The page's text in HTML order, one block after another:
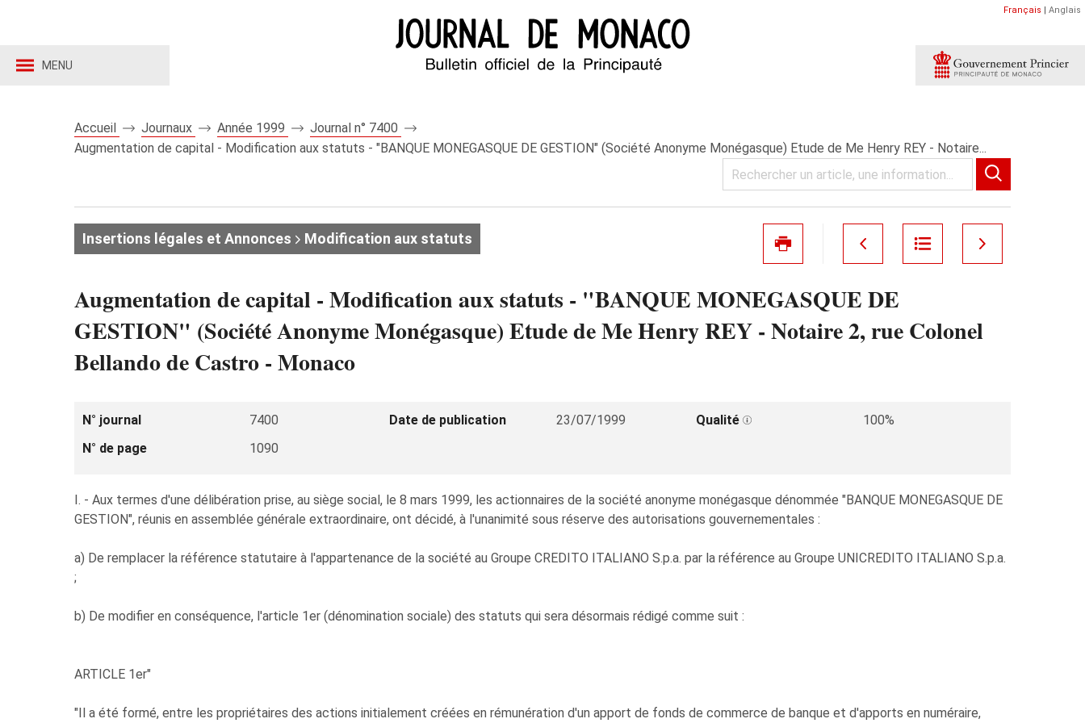
MENU
Français | Anglais
Accueil Journaux Année 1999
Journal n° 7400
Augmentation de capital - Modification aux statuts - "BANQUE MONEGASQUE DE GESTION" (Société Anonyme Monégasque) Etude de Me Henry REY - Notaire...
Insertions légales et Annonces Modification aux statuts
Augmentation de capital - Modification aux statuts - "BANQUE MONEGASQUE DE
GESTION" (Société Anonyme Monégasque) Etude de Me Henry REY - Notaire 2, rue Colonel
Bellando de Castro - Monaco
N° journal 7400 Date de publication 23/07/1999 Qualité
100%
N° de page
1090
I. - Aux termes d'une délibération prise, au siège social, le 8 mars 1999, les actionnaires de la société anonyme monégasque dénommée "BANQUE MONEGASQUE DE
GESTION", réunis en assemblée générale extraordinaire, ont décidé, à l'unanimité sous réserve des autorisations gouvernementales :
a) De remplacer la référence statutaire à l'appartenance de la société au Groupe CREDITO ITALIANO S.p.a. par la référence au Groupe UNICREDITO ITALIANO S.p.a.
;
b) De modifier en conséquence, l'article 1er (dénomination sociale) des statuts qui sera désormais rédigé comme suit :
ARTICLE 1er"
"Il a été formé, entre les propriétaires des actions initialement créées en rémunération d'un apport de fonds de commerce de banque et d'apports en numéraire,